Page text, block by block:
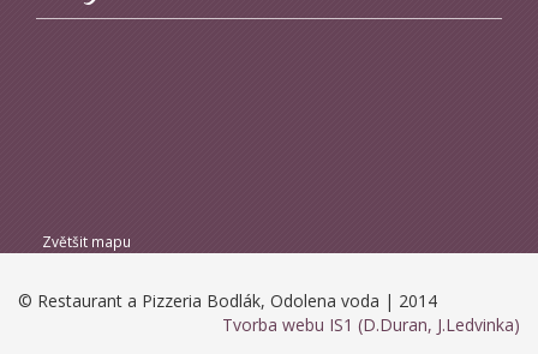
Zvětšit mapu
© Restaurant a Pizzeria Bodlák, Odolena voda | 2014
Tvorba webu IS1 (D.Duran, J.Ledvinka)